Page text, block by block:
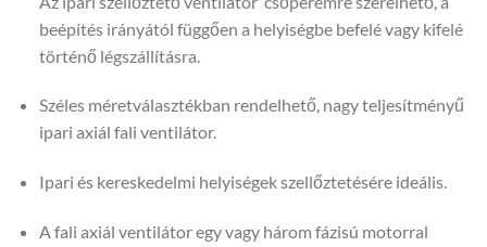
beépítés irányától függően a helyiségbe befelé vagy kifelé
történő légszállításra.
Széles méretválasztékban rendelhető, nagy teljesítményű
ipari axiál fali ventilátor.
Ipari és kereskedelmi helyiségek szellőztetésére ideális.
A fali axiál ventilátor egy vagy három fázisú motorral